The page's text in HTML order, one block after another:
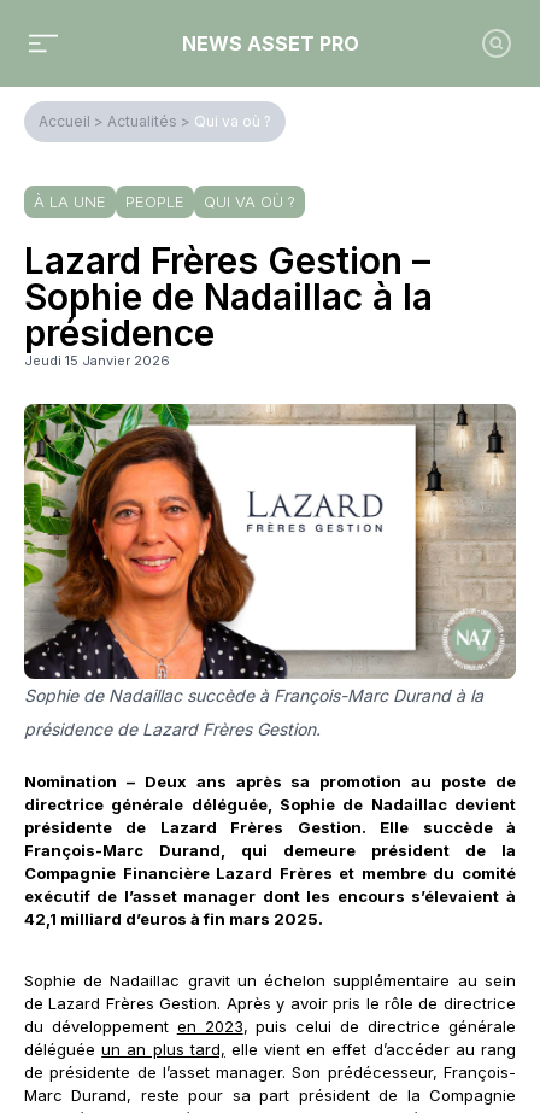
NEWS ASSET PRO
Accueil > Actualités > Qui va où ?
À LA UNE PEOPLE QUI VA OÙ ?
Lazard Frères Gestion –
Sophie de Nadaillac à la
présidence
Jeudi 15 Janvier 2026
Sophie de Nadaillac succède à François-Marc Durand à la
présidence de Lazard Frères Gestion.
Nomination – Deux ans après sa promotion au poste de
directrice générale déléguée, Sophie de Nadaillac devient
présidente de Lazard Frères Gestion. Elle succède à
François-Marc Durand, qui demeure président de la
Compagnie Financière Lazard Frères et membre du comité
exécutif de l’asset manager dont les encours s’élevaient à
42,1 milliard d’euros à fin mars 2025.
Sophie de Nadaillac gravit un échelon supplémentaire au sein
de Lazard Frères Gestion. Après y avoir pris le rôle de directrice
du développement en 2023, puis celui de directrice générale
déléguéeun an plus tard, elle vient en effet d’accéder au rang
de présidente de l’asset manager. Son prédécesseur, François-
Marc Durand, reste pour sa part président de la Compagnie